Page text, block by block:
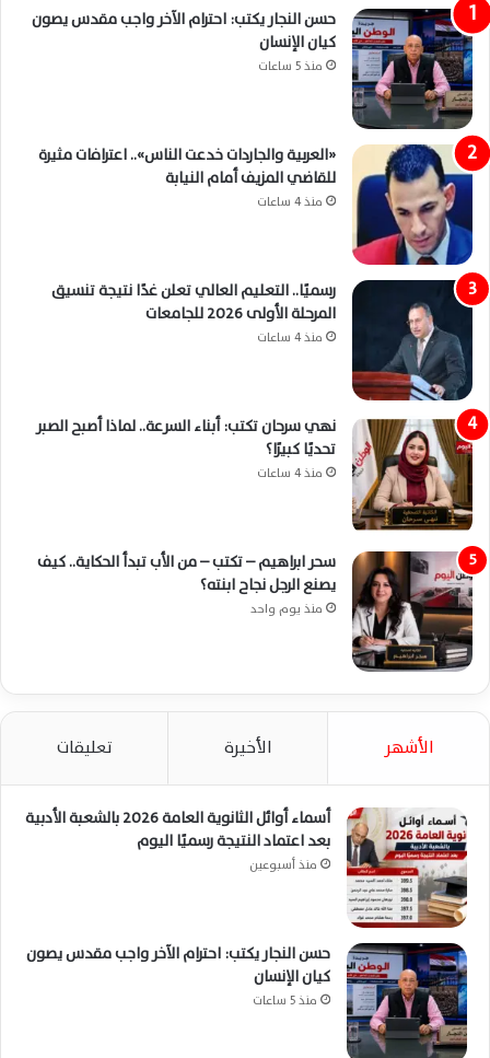
حسن النجار يكتب: احترام الآخر واجب مقدس يصون
كيان الإنسان
منذ 5 ساعات
«العربية والجاردات خدعت الناس».. اعترافات مثيرة
للقاضي المزيف أمام النيابة
منذ 4 ساعات
رسميًا.. التعليم العالي تعلن غدًا نتيجة تنسيق
المرحلة الأولى 2026 للجامعات
منذ 4 ساعات
نهي سرحان تكتب: أبناء السرعة.. لماذا أصبح الصبر
تحديًا كبيرًا؟
منذ 4 ساعات
سحر ابراهيم – تكتب – من الأب تبدأ الحكاية.. كيف
يصنع الرجل نجاح ابنته؟
منذ يوم واحد
الأشهر الأخيرة تعليقات
أسماء أوائل الثانوية العامة 2026 بالشعبة الأدبية
بعد اعتماد النتيجة رسميًا اليوم
منذ أسبوعين
حسن النجار يكتب: احترام الآخر واجب مقدس يصون
كيان الإنسان
منذ 5 ساعات